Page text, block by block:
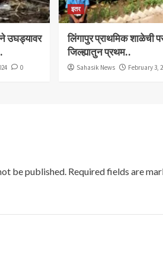
उघड्यावर
0
इतर
लिंगापुर प्राथमिक शाळेची
जिल्ह्यातुन प्रथम..
Sahasik News February 3,
be published. Required fields are